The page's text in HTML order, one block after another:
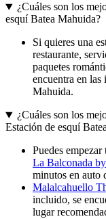
¿Cuáles son los
esquí Batea Mahuida?
Si quieres una
restaurante,
paquetes
encuentra en las
Mahuida.
¿Cuáles son los
Estación de esquí
Puedes
La Balconada
minutos en auto
Malalcahuello
incluido, se
lugar